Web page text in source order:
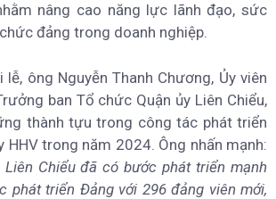
nâng cao năng lực lãnh đạo, sức
đảng trong doanh nghiệp.
lễ, ông Nguyễn Thanh Chương, Ủy viên
ban Tổ chức Quận ủy Liên Chiểu,
thành tựu trong công tác phát triển
HHV trong năm 2024. Ông nhấn mạnh:
Liên Chiểu đã có bước phát triển mạnh
phát triển Đảng với 296 đảng viên mới,